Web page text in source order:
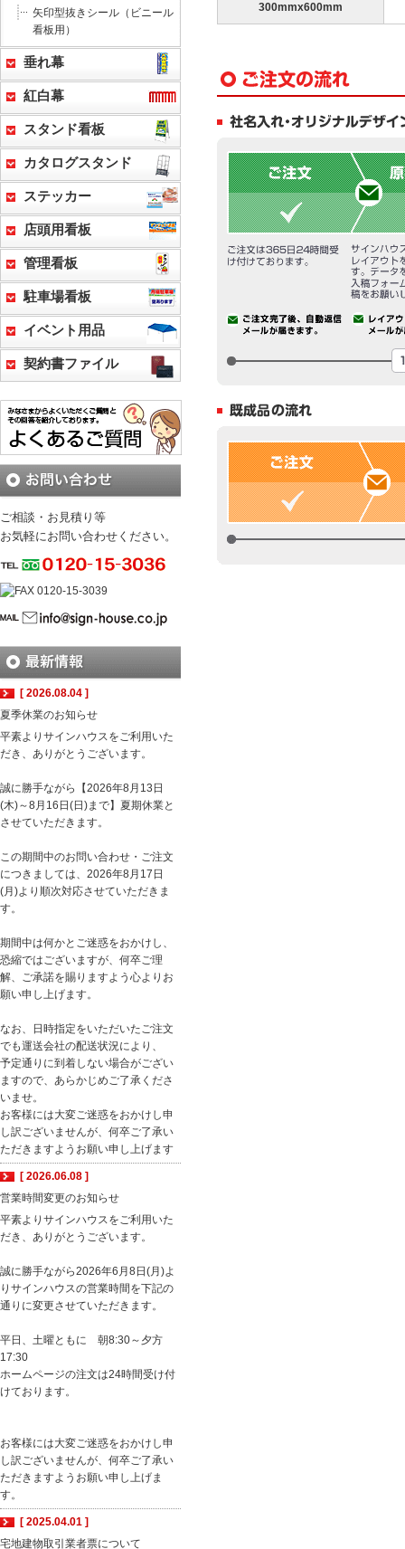
300mmx600mm
矢印型抜きシール（ビニール
看板用）
垂れ幕
紅白幕
スタンド看板
カタログスタンド
ステッカー
店頭用看板
管理看板
駐車場看板
イベント用品
契約書ファイル
ご相談・お見積り等
お気軽にお問い合わせください。
[ 2026.08.04 ]
夏季休業のお知らせ
平素よりサインハウスをご利用いた
だき、ありがとうございます。
誠に勝手ながら【2026年8月13日
(木)～8月16日(日)まで】夏期休業と
させていただきます。
この期間中のお問い合わせ・ご注文
につきましては、2026年8月17日
(月)より順次対応させていただきま
す。
期間中は何かとご迷惑をおかけし、
恐縮ではございますが、何卒ご理
解、ご承諾を賜りますよう心よりお
願い申し上げます。
なお、日時指定をいただいたご注文
でも運送会社の配送状況により、
予定通りに到着しない場合がござい
ますので、あらかじめご了承くださ
いませ。
お客様には大変ご迷惑をおかけし申
し訳ございませんが、何卒ご了承い
ただきますようお願い申し上げます
[ 2026.06.08 ]
営業時間変更のお知らせ
平素よりサインハウスをご利用いた
だき、ありがとうございます。
誠に勝手ながら2026年6月8日(月)よ
りサインハウスの営業時間を下記の
通りに変更させていただきます。
平日、土曜ともに 朝8:30～夕方
17:30
ホームページの注文は24時間受け付
けております。
お客様には大変ご迷惑をおかけし申
し訳ございませんが、何卒ご了承い
ただきますようお願い申し上げま
す。
[ 2025.04.01 ]
宅地建物取引業者票について